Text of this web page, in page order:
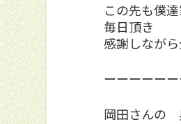
この先も僕
毎日頂き
感謝しなが
ーーーーー
岡田さんの